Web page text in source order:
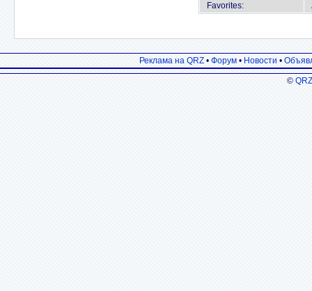
Favorites:
Реклама на QRZ • Форум • Новости •
©